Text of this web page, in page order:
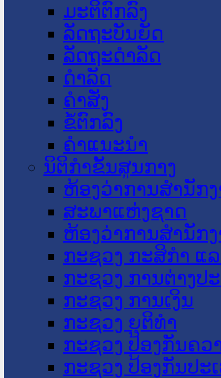
ມະຕິຕົກລົງ
ລັດຖະບັນຍັດ
ລັດຖະດໍາລັດ
ດໍາລັດ
ຄໍາສັ່ງ
ຂໍ້ຕົກລົງ
ຄໍາແນະນໍາ
ນິຕິກໍາຂັ້ນສູນກາງ
ຫ້ອງວ່າການສໍານັກ
ສະພາແຫ່ງຊາດ
ຫ້ອງວ່າການສຳນັກ
ກະຊວງ ກະສິກຳ ແ
ກະຊວງ ການຕ່າງປ
ກະຊວງ ການເງິນ
ກະຊວງ ຍຸຕິທໍາ
ກະຊວງ ປ້ອງກັນຄວ
ກະຊວງ ປ້ອງກັນປະ